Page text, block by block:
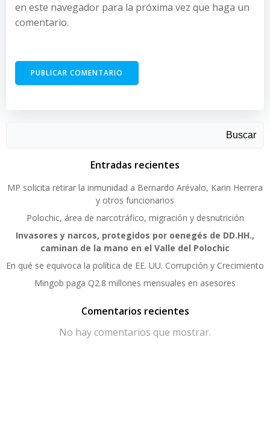
en este navegador para la próxima vez que haga un
comentario.
Buscar
Entradas recientes
MP solicita retirar la inmunidad a Bernardo Arévalo, Karin Herrera
y otros funcionarios
Polochic, área de narcotráfico, migración y desnutrición
Invasores y narcos, protegidos por oenegés de DD.HH.,
caminan de la mano en el Valle del Polochic
En qué se equivoca la política de EE. UU. Corrupción y Crecimiento
Mingob paga Q2.8 millones mensuales en asesores
Comentarios recientes
No hay comentarios que mostrar.